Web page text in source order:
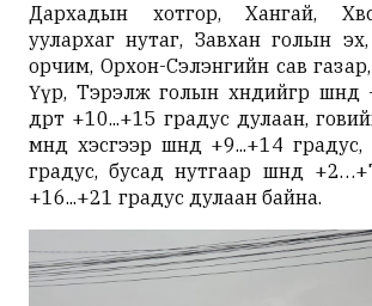
Дархадын хотгор, Хангай,
уулархаг нутаг, Завхан голын
орчим, Орхон-Сэлэнгийн сав
Үүр, Тэрэлж голын хөндийгөөр
өдөртөө +10...+15 градус дулаан,
өмнөд хэсгээр шөнөдөө +9...+14 градус,
градус, бусад нутгаар шөнөдөө +2…+7
+16...+21 градус дулаан байна.